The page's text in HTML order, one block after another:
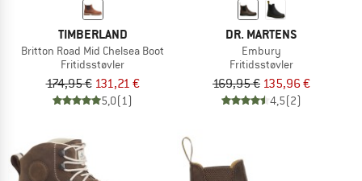
TIMBERLAND
Britton Road Mid Chelsea Boot
Fritidsstøvler
174,95 € 131,21 €
5,0(1)
DR. MARTENS
Embury
Fritidsstøvler
169,95 € 135,96 €
4,5(2)